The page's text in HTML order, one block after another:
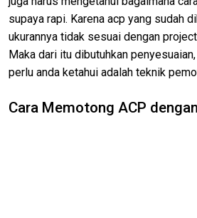
supaya rapi. Karena acp yang sudah
ukurannya tidak sesuai dengan
Maka dari itu dibutuhkan
perlu anda ketahui adalah teknik
Cara Memotong ACP